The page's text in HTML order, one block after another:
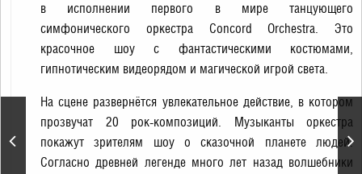
Чайковский. Спектакль
театра «Кремлёвский
балет»
в исполнении первого в мире танцующего
симфонического оркестра Concord Orchestra. Это
красочное шоу с фантастическими костюмами,
гипнотическим видеорядом и магической игрой света.
На сцене развернётся увлекательное действие, в котором
прозвучат 20 рок-композиций. Музыканты оркестра
покажут зрителям шоу о сказочной планете людей.
Согласно древней легенде много лет назад волшебники